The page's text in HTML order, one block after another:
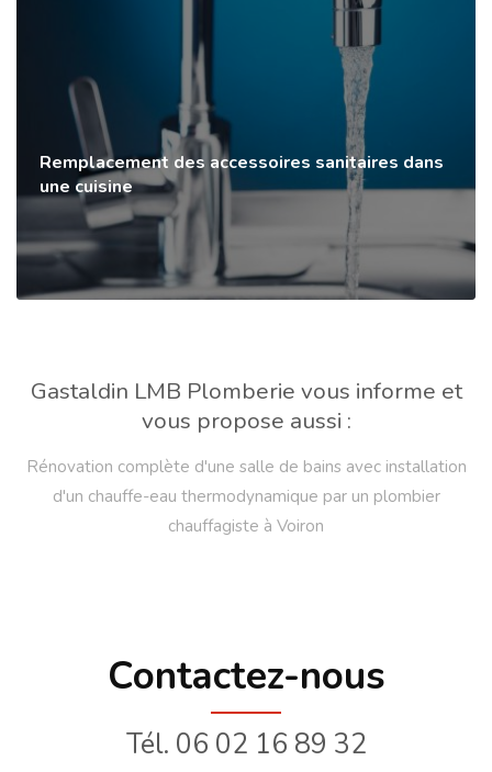
Remplacement des accessoires sanitaires dans
une cuisine
Gastaldin LMB Plomberie vous informe et
vous propose aussi :
Rénovation complète d'une salle de bains avec installation
d'un chauffe-eau thermodynamique par un plombier
chauffagiste à Voiron
Contactez-nous
Tél. 06 02 16 89 32